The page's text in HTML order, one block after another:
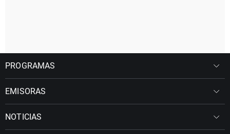
PROGRAMAS
EMISORAS
NOTICIAS